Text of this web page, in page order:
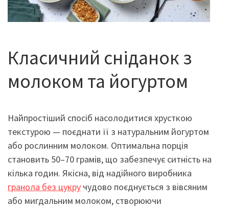
Класичний сніданок з
молоком та йогуртом
Найпростіший спосіб насолодитися хрусткою
текстурою — поєднати її з натуральним йогуртом
або рослинним молоком. Оптимальна порція
становить 50–70 грамів, що забезпечує ситність на
кілька годин. Якісна, від надійного виробника
гранола без цукру чудово поєднується з вівсяним
або мигдальним молоком, створюючи